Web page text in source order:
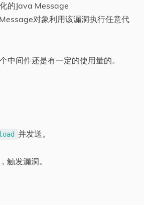
的Java Message
对象利用该漏洞执行任意代
中间件还是有一定的使用量的。
并发送。
触发漏洞。